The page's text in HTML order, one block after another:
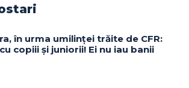
în urma umilinței trăite de CFR:
copiii și juniorii! Ei nu iau banii